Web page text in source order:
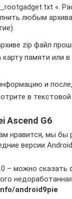
«.
любым
zip файл
карту памяти или
и
в текстовой
Ascend G6
нравится, мы бы
версии
– можно сказать
android9pie